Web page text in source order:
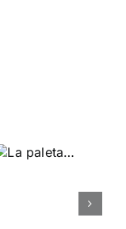
Desde la